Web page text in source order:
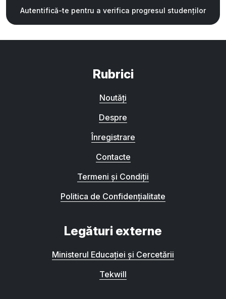
Autentifică-te pentru a verifica progresul studenților
Rubrici
Noutăți
Despre
Înregistrare
Contacte
Termeni și Condiții
Politica de Confidențialitate
Legături externe
Ministerul Educației și Cercetării
Tekwill